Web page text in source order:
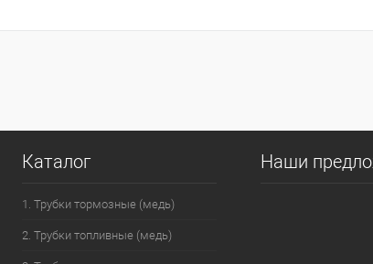
В избранное
Под заказ
В
Каталог
1. Трубки тормозные (медь)
2. Трубки топливные (медь)
Наши